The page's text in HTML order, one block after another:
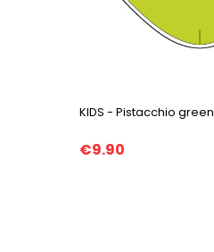
KIDS - Pistacchio green
€9.90